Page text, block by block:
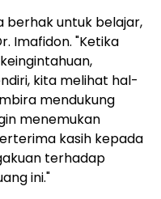
berhak untuk belajar,
Imafidon. "Ketika
kita melihat hal-
mendukung
menemukan
kasih kepada
terhadap
ini."